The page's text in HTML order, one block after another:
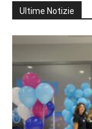
Ultime Notizie